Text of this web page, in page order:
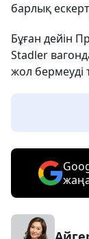
барлық
Бұған дейін
Stadler
жол бермеуді